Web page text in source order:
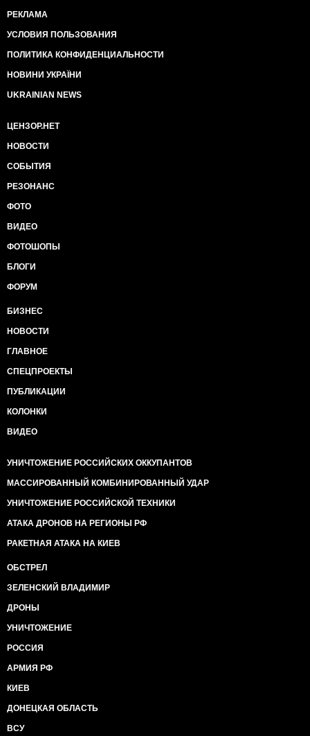
РЕКЛАМА
УСЛОВИЯ ПОЛЬЗОВАНИЯ
ПОЛИТИКА КОНФИДЕНЦИАЛЬНОСТИ
НОВИНИ УКРАЇНИ
UKRAINIAN NEWS
ЦЕНЗОР.НЕТ
НОВОСТИ
СОБЫТИЯ
РЕЗОНАНС
ФОТО
ВИДЕО
ФОТОШОПЫ
БЛОГИ
ФОРУМ
БИЗНЕС
НОВОСТИ
ГЛАВНОЕ
СПЕЦПРОЕКТЫ
ПУБЛИКАЦИИ
КОЛОНКИ
ВИДЕО
УНИЧТОЖЕНИЕ РОССИЙСКИХ ОККУПАНТОВ
МАССИРОВАННЫЙ КОМБИНИРОВАННЫЙ УДАР
УНИЧТОЖЕНИЕ РОССИЙСКОЙ ТЕХНИКИ
АТАКА ДРОНОВ НА РЕГИОНЫ РФ
РАКЕТНАЯ АТАКА НА КИЕВ
ОБСТРЕЛ
ЗЕЛЕНСКИЙ ВЛАДИМИР
ДРОНЫ
УНИЧТОЖЕНИЕ
РОССИЯ
АРМИЯ РФ
КИЕВ
ДОНЕЦКАЯ ОБЛАСТЬ
ВСУ